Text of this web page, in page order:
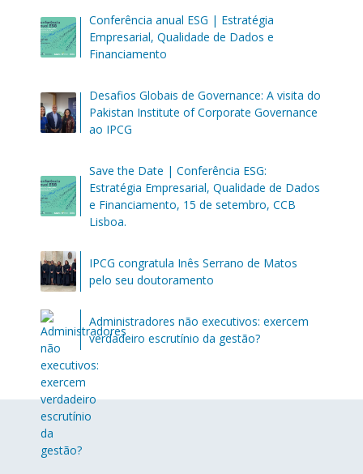
Conferência anual ESG | Estratégia
Empresarial, Qualidade de Dados e
Financiamento
Desafios Globais de Governance: A visita do
Pakistan Institute of Corporate Governance
ao IPCG
Save the Date | Conferência ESG:
Estratégia Empresarial, Qualidade de Dados
e Financiamento, 15 de setembro, CCB
Lisboa.
IPCG congratula Inês Serrano de Matos
pelo seu doutoramento
Administradores não executivos: exercem
verdadeiro escrutínio da gestão?